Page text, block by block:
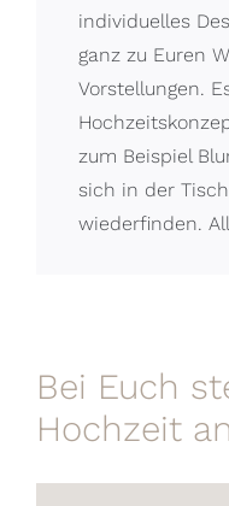
individuelles
ganz zu Euren
Vorstellungen.
zum Beispiel
sich in der
wiederfinden.
Bei Euch
Hochzeit